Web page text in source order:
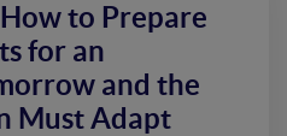
to Prepare
for an
and the
Must Adapt